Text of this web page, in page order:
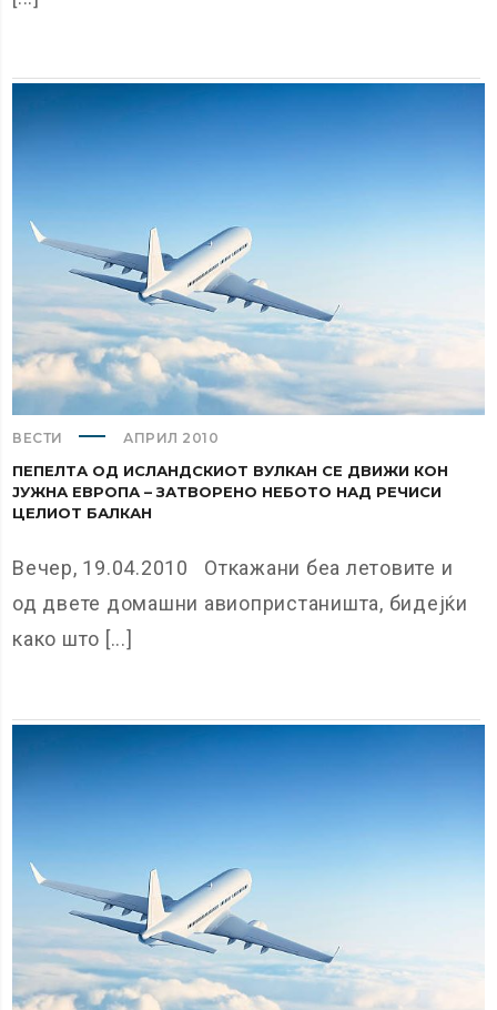
ВЕСТИ АПРИЛ 2010
ПЕПЕЛТА ОД ИСЛАНДСКИОТ ВУЛКАН СЕ ДВИЖИ КОН
ЈУЖНА ЕВРОПА – ЗАТВОРЕНО НЕБОТО НАД РЕЧИСИ
ЦЕЛИОТ БАЛКАН
Вечер, 19.04.2010 Откажани беа летовите и
од двете домашни авиопристаништа, бидејќи
како што [...]